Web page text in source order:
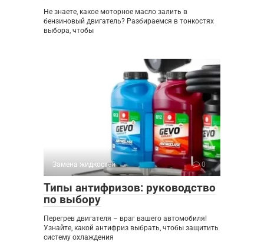
Не знаете, какое моторное масло залить в
бензиновый двигатель? Разбираемся в тонкостях
выбора, чтобы
Замена жидкостей 0
Типы антифризов: руководство
по выбору
Перегрев двигателя – враг вашего автомобиля!
Узнайте, какой антифриз выбрать, чтобы защитить
систему охлаждения